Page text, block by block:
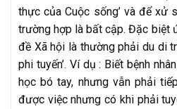
thực của Cuộc sống’ và để xử
trường hợp là bất cập. Đặc biệt
đề Xã hội là thường phải du di
phi tuyến’. Ví dụ : Biết bệnh
học bó tay, nhưng vẫn phải
được việc nhưng có khi phải